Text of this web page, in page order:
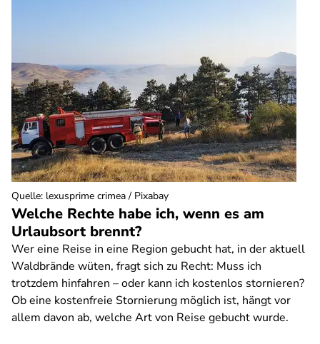
Welche Rechte habe ich, wenn es am
Urlaubsort brennt?
Wer eine Reise in eine Region gebucht hat, in der aktuell
Waldbrände wüten, fragt sich zu Recht: Muss ich
trotzdem hinfahren – oder kann ich kostenlos stornieren?
Ob eine kostenfreie Stornierung möglich ist, hängt vor
allem davon ab, welche Art von Reise gebucht wurde.
Quelle: lexusprime crimea / Pixabay